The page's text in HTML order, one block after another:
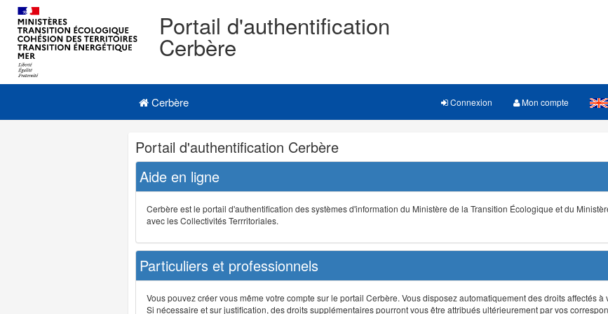
Portail d'authentification
Cerbère
Navigation
Menu principal
Cerbère Connexion Mon compte
Navigation
et
outils
annexes
Portail d'authentification Cerbère
Aide en ligne
Cerbère est le portail d'authentification des systèmes d'information du Ministère de la Transition Écologique et du
avec les Collectivités Terrritoriales.
Particuliers et professionnels
Vous pouvez créer vous même votre compte sur le portail Cerbère. Vous disposez automatiquement des droits affectés
Si nécessaire et sur justification, des droits supplémentaires pourront vous être attribués ultérieurement par vos